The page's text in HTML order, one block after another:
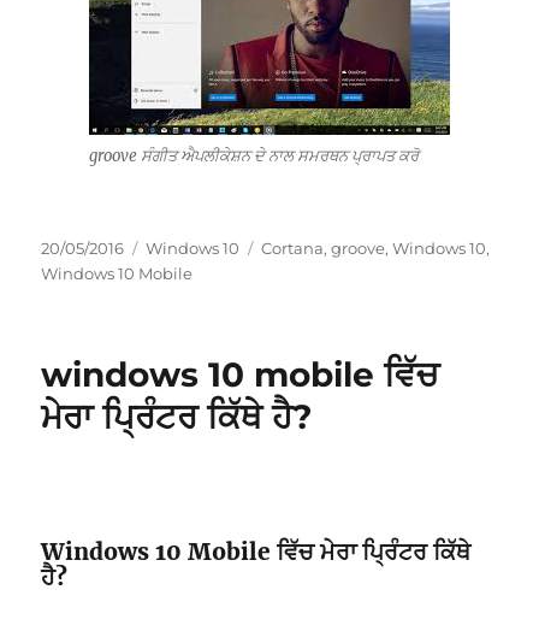
groove ਸੰਗੀਤ ਐਪਲੀਕੇਸ਼ਨ ਦੇ ਨਾਲ ਸਮਰਥਨ ਪ੍ਰਾਪਤ ਕਰੋ
ਸੰਪਾਦਿਤ
ਹੋਇਆ
20/05/2016 ਸ਼੍ਰੇਣੀਆਂ
Windows 10 ਟੈਗ
Cortana,groove,Windows 10,
Windows 10 Mobile
windows 10 mobile ਵਿੱਚ
ਮੇਰਾ ਪ੍ਰਿੰਟਰ ਕਿੱਥੇ ਹੈ?
Windows 10 Mobile ਵਿੱਚ ਮੇਰਾ ਪ੍ਰਿੰਟਰ ਕਿੱਥੇ
ਹੈ?